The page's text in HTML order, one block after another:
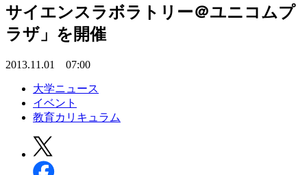
サイエンスラボラトリー＠ユニコムプ
ラザ」を開催
2013.11.01 07:00
大学ニュース
イベント
教育カリキュラム